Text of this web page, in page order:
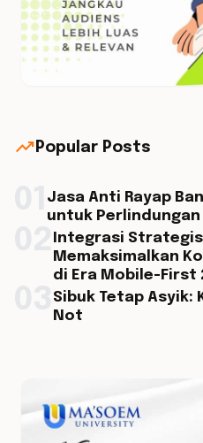
trending_up Popular Posts
Jasa Anti Rayap
untuk Perlindungan
Integrasi Strategis
Memaksimalkan
di Era Mobile-First
Sibuk Tetap Asyik:
Not